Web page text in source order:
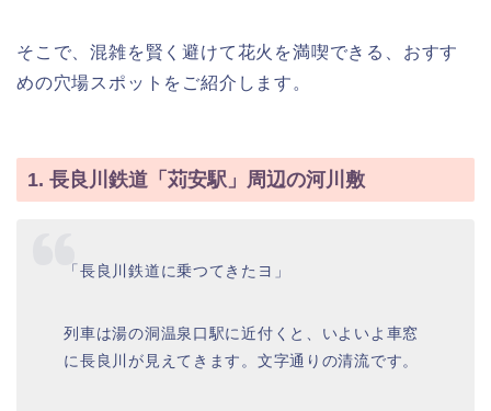
そこで、混雑を賢く避けて花火を満喫できる、おすす
めの穴場スポットをご紹介します。
1. 長良川鉄道「苅安駅」周辺の河川敷
「長良川鉄道に乗つてきたヨ」
列車は湯の洞温泉口駅に近付くと、いよいよ車窓
に長良川が見えてきます。文字通りの清流です。